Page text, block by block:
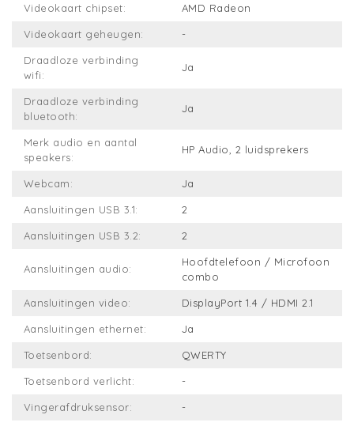
Videokaart chipset: AMD Radeon
Videokaart geheugen: -
Draadloze verbinding
wifi:
Ja
Draadloze verbinding
bluetooth:
Ja
Merk audio en aantal
speakers:
HP Audio, 2 luidsprekers
Webcam: Ja
Aansluitingen USB 3.1: 2
Aansluitingen USB 3.2: 2
Aansluitingen audio:
Hoofdtelefoon / Microfoon
combo
Aansluitingen video: DisplayPort 1.4 / HDMI 2.1
Aansluitingen ethernet: Ja
Toetsenbord: QWERTY
Toetsenbord verlicht: -
Vingerafdruksensor: -